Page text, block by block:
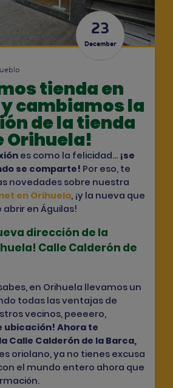
23
December
tienda en
cambiamos la
de la tienda
Orihuela!
es como la felicidad… ¡se
se comparte! Por eso, te
novedades sobre nuestra
en Orihuela, ¡y la nueva que
en Águilas!
dirección de la
Calle Calderón de
en Orihuela llevamos un
todas las ventajas de
vecinos, peeeero,
ubicación! Ahora te
Calle Calderón de la Barca,
oriolano, ya no tienes excusa
el mundo entero ahora que